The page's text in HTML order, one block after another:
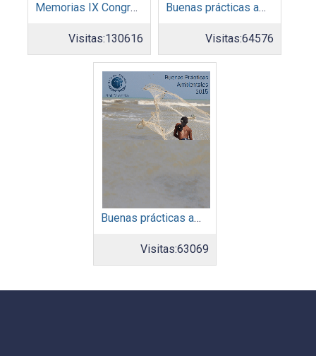
Memorias IX Congreso Pacto Global 2019
Visitas:130616
Buenas prácticas ambientales 2014
Visitas:64576
Buenas prácticas ambientales 2015
Visitas:63069